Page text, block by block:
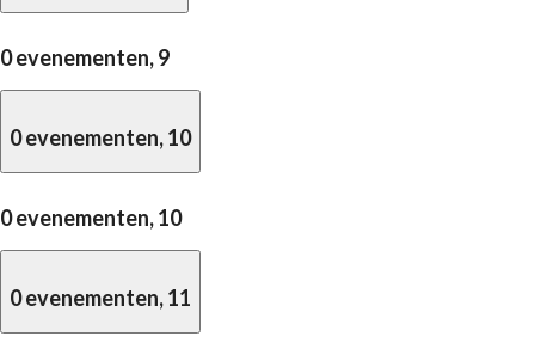
0 evenementen,9
0 evenementen,10
0 evenementen,10
0 evenementen,11